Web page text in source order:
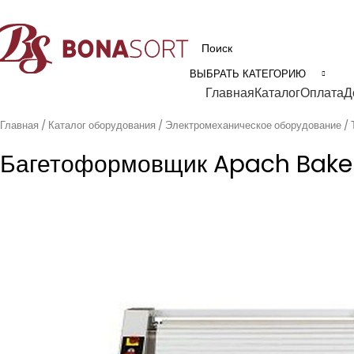
ВЫБРАТЬ КАТЕГОРИЮ
ГлавнаяКаталогОплата
Главная Каталог оборудования Электромеханическое оборудование
Багетоформовщик Apach